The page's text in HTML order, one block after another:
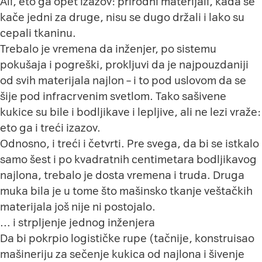
kače jedni za druge, nisu se dugo držali i lako su
cepali tkaninu.
Trebalo je vremena da inženjer, po sistemu
pokušaja i pogreški, prokljuvi da je najpouzdaniji
od svih materijala najlon – i to pod uslovom da se
šije pod infracrvenim svetlom. Tako sašivene
kukice su bile i bodljikave i lepljive, ali ne lezi vraže:
eto ga i treći izazov.
Odnosno, i treći i četvrti. Pre svega, da bi se istkalo
samo šest i po kvadratnih centimetara bodljikavog
najlona, trebalo je dosta vremena i truda. Druga
muka bila je u tome što mašinsko tkanje veštačkih
materijala još nije ni postojalo.
… i strpljenje jednog inženjera
Da bi pokrpio logističke rupe (tačnije, konstruisao
mašineriju za sečenje kukica od najlona i šivenje